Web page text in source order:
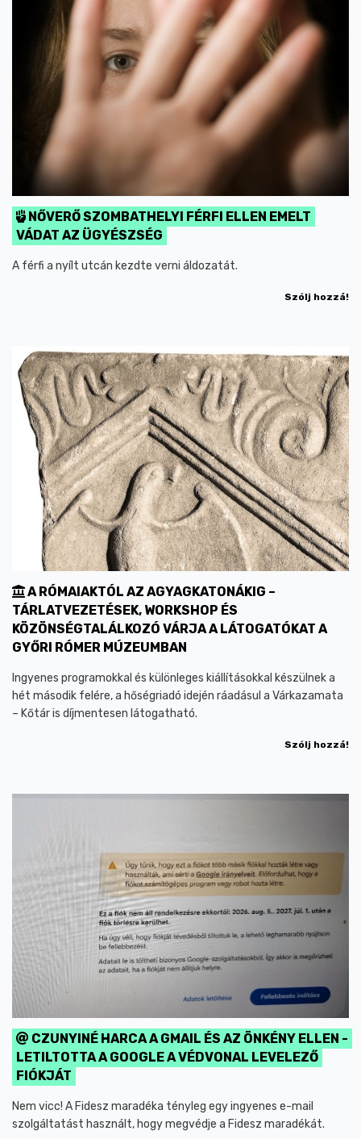
NŐVERŐ SZOMBATHELYI FÉRFI ELLEN EMELT
VÁDAT AZ ÜGYÉSZSÉG
A férfi a nyílt utcán kezdte verni áldozatát.
Szólj hozzá!
A RÓMAIAKTÓL AZ AGYAGKATONÁKIG –
TÁRLATVEZETÉSEK, WORKSHOP ÉS
KÖZÖNSÉGTALÁLKOZÓ VÁRJA A LÁTOGATÓKAT A
GYŐRI RÓMER MÚZEUMBAN
Ingyenes programokkal és különleges kiállításokkal készülnek a
hét második felére, a hőségriadó idején ráadásul a Várkazamata
– Kőtár is díjmentesen látogatható.
Szólj hozzá!
CZUNYINÉ HARCA A GMAIL ÉS AZ ÖNKÉNY ELLEN -
LETILTOTTA A GOOGLE A VÉDVONAL LEVELEZŐ
FIÓKJÁT
Nem vicc! A Fidesz maradéka tényleg egy ingyenes e-mail
szolgáltatást használt, hogy megvédje a Fidesz maradékát.